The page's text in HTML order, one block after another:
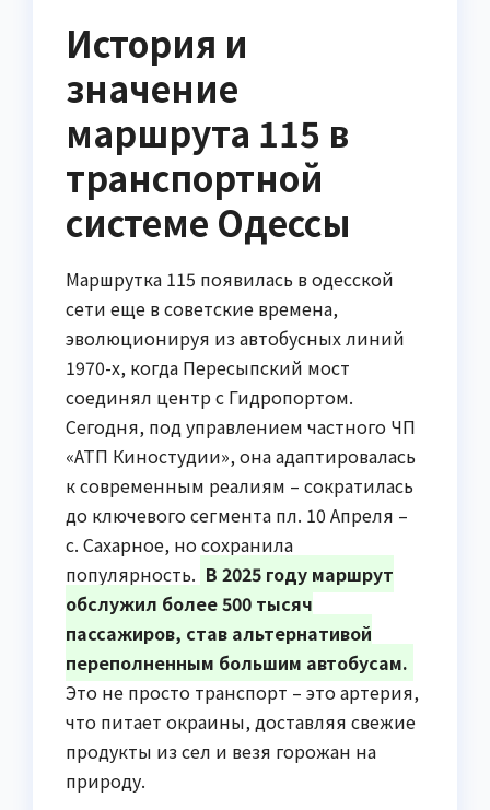
История и
значение
маршрута 115 в
транспортной
системе Одессы
Маршрутка 115 появилась в одесской
сети еще в советские времена,
эволюционируя из автобусных линий
1970-х, когда Пересыпский мост
соединял центр с Гидропортом.
Сегодня, под управлением частного ЧП
«АТП Киностудии», она адаптировалась
к современным реалиям – сократилась
до ключевого сегмента пл. 10 Апреля –
с. Сахарное, но сохранила
популярность. В 2025 году маршрут
обслужил более 500 тысяч
пассажиров, став альтернативой
переполненным большим автобусам.
Это не просто транспорт – это артерия,
что питает окраины, доставляя свежие
продукты из сел и везя горожан на
природу.